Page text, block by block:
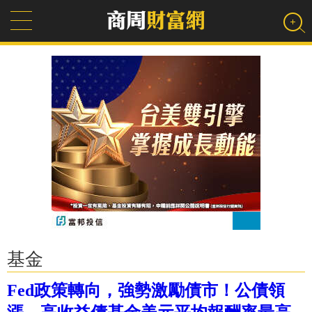
基金
Fed政策轉向，強勢激勵債市！公債領